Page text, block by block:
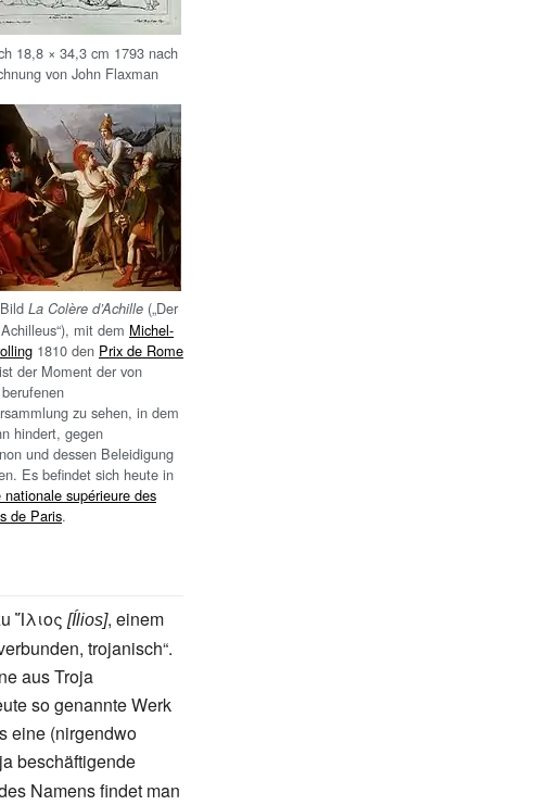
18,8 × 34,3 cm 1793 nach
von John Flaxman
La Colère d’Achille („Der
mit dem Michel-
1810 den Prix de Rome
der Moment der von
zu sehen, in dem
hindert, gegen
und dessen Beleidigung
Es befindet sich heute in
nationale supérieure des
de Paris.
Ἴλιος [Ílios], einem
trojanisch“.
aus Troja
so genannte Werk
eine (nirgendwo
beschäftigende
Namens findet man